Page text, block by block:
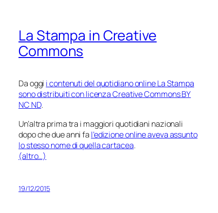
La Stampa in Creative
Commons
Da oggi i contenuti del quotidiano online La Stampa
sono distribuiti con licenza Creative Commons BY
NC ND.
Un’altra primatra i maggiori quotidiani nazionali
dopo che due anni fa l’edizione online aveva assunto
lo stesso nome di quella cartacea.
(altro…)
19/12/2015